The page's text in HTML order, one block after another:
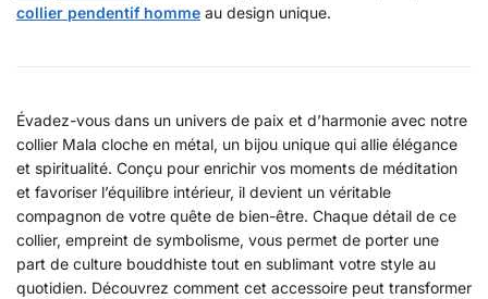
collier pendentif homme au design unique.
Évadez-vous dans un univers de paix et d’harmonie avec notre
collier Mala cloche en métal, un bijou unique qui allie élégance
et spiritualité. Conçu pour enrichir vos moments de méditation
et favoriser l’équilibre intérieur, il devient un véritable
compagnon de votre quête de bien-être. Chaque détail de ce
collier, empreint de symbolisme, vous permet de porter une
part de culture bouddhiste tout en sublimant votre style au
quotidien. Découvrez comment cet accessoire peut transformer